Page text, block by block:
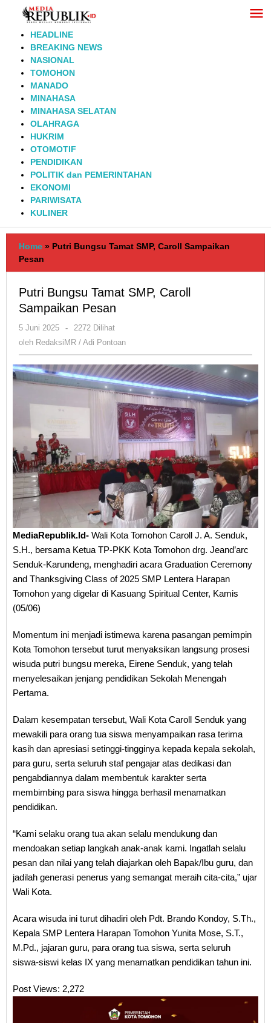
Lewati
HEADLINE
BREAKING NEWS
NASIONAL
TOMOHON
MANADO
MINAHASA
MINAHASA SELATAN
OLAHRAGA
HUKRIM
OTOMOTIF
PENDIDIKAN
POLITIK dan PEMERINTAHAN
EKONOMI
PARIWISATA
KULINER
Home » Putri Bungsu Tamat SMP, Caroll Sampaikan
Pesan
Putri Bungsu Tamat SMP, Caroll
Sampaikan Pesan
5 Juni 2025
oleh
RedaksiMR
Pontoan
-
2272 Dilihat
oleh RedaksiMR / Adi Pontoan
MediaRepublik.Id- Wali Kota Tomohon Caroll J. A. Senduk,
S.H., bersama Ketua TP-PKK Kota Tomohon drg. Jeand’arc
Senduk-Karundeng, menghadiri acara Graduation Ceremony
and Thanksgiving Class of 2025 SMP Lentera Harapan
Tomohon yang digelar di Kasuang Spiritual Center, Kamis
(05/06)
Momentum ini menjadi istimewa karena pasangan pemimpin
Kota Tomohon tersebut turut menyaksikan langsung prosesi
wisuda putri bungsu mereka, Eirene Senduk, yang telah
menyelesaikan jenjang pendidikan Sekolah Menengah
Pertama.
Dalam kesempatan tersebut, Wali Kota Caroll Senduk yang
mewakili para orang tua siswa menyampaikan rasa terima
kasih dan apresiasi setinggi-tingginya kepada kepala sekolah,
para guru, serta seluruh staf pengajar atas dedikasi dan
pengabdiannya dalam membentuk karakter serta
membimbing para siswa hingga berhasil menamatkan
pendidikan.
“Kami selaku orang tua akan selalu mendukung dan
mendoakan setiap langkah anak-anak kami. Ingatlah selalu
pesan dan nilai yang telah diajarkan oleh Bapak/Ibu guru, dan
jadilah generasi penerus yang semangat meraih cita-cita,” ujar
Wali Kota.
Acara wisuda ini turut dihadiri oleh Pdt. Brando Kondoy, S.Th.,
Kepala SMP Lentera Harapan Tomohon Yunita Mose, S.T.,
M.Pd., jajaran guru, para orang tua siswa, serta seluruh
siswa-siswi kelas IX yang menamatkan pendidikan tahun ini.
Post Views: 2,272